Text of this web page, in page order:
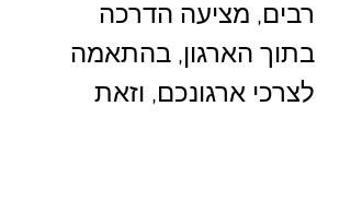
רבים, מציעה הדרכה
בתוך הארגון, בהתאמה
לצרכי ארגונכם, וזאת